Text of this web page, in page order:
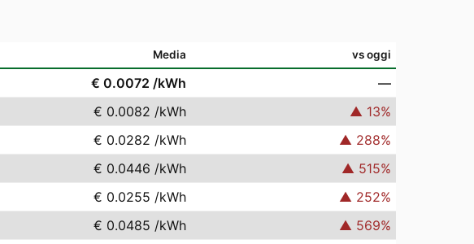
Media vs oggi
€ 0.0072 /kWh
—
€ 0.0082 /kWh ▲ 13%
€ 0.0282 /kWh ▲ 288%
€ 0.0446 /kWh ▲ 515%
€ 0.0255 /kWh ▲ 252%
€ 0.0485 /kWh ▲ 569%